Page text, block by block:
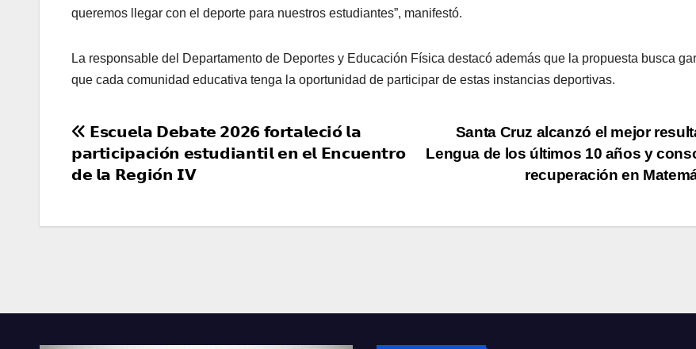
queremos llegar con el deporte para nuestros estudiantes”, manifestó.
La responsable del Departamento de Deportes y Educación Física destacó además que la propuesta busca
que cada comunidad educativa tenga la oportunidad de participar de estas instancias deportivas.
Navegación
de
Santa Cruz alcanzó el mejor
Lengua de los últimos 10 años y
recuperación en
𝗘𝘀𝗰𝘂𝗲𝗹𝗮 𝗗𝗲𝗯𝗮𝘁𝗲 𝟮𝟬𝟮𝟲 𝗳𝗼𝗿𝘁𝗮𝗹𝗲𝗰𝗶𝗼́ 𝗹𝗮
𝗽𝗮𝗿𝘁𝗶𝗰𝗶𝗽𝗮𝗰𝗶𝗼́𝗻 𝗲𝘀𝘁𝘂𝗱𝗶𝗮𝗻𝘁𝗶𝗹 𝗲𝗻 𝗲𝗹 𝗘𝗻𝗰𝘂𝗲𝗻𝘁𝗿𝗼
𝗱𝗲 𝗹𝗮 𝗥𝗲𝗴𝗶𝗼́𝗻 𝗜𝗩